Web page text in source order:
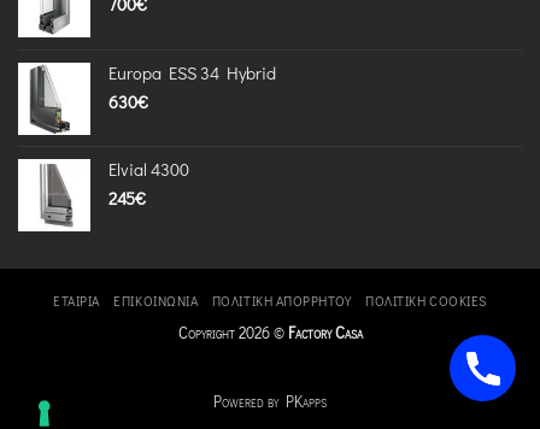
Europa ESS 34 Hybrid
630€
Elvial 4300
245€
ΕΤΑΙΡΊΑ ΕΠΙΚΟΙΝΩΝΊΑ ΠΟΛΙΤΙΚΉ ΑΠΟΡΡΉΤΟΥ ΠΟΛΙΤΙΚΉ COOKIES
Copyright 2026 © Factory Casa
Powered by PKapps